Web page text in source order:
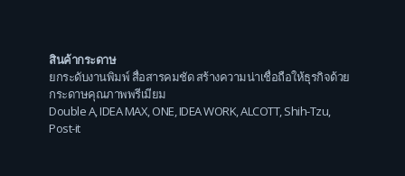
สินค้ากระดาษ
ยกระดับงานพิมพ์ สื่อสารคมชัด สร้างความน่าเชื่อถือให้ธุรกิจด้วย
กระดาษคุณภาพพรีเมียม
Double A,IDEA MAX,ONE,IDEA WORK,ALCOTT,Shih-Tzu,
Post-it